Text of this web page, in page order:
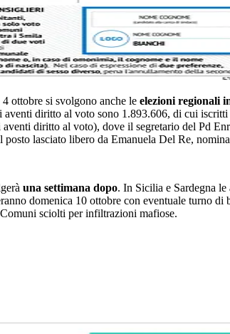
ottobre si svolgono anche le elezioni regionali
diritto al voto sono 1.893.606, di cui
diritto al voto), dove il segretario del Pd
lasciato libero da Emanuela Del Re,
una settimana dopo. In Sicilia e Sardegna
domenica 10 ottobre con eventuale turno
sciolti per infiltrazioni mafiose.